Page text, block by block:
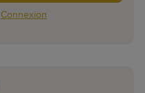
Connexion